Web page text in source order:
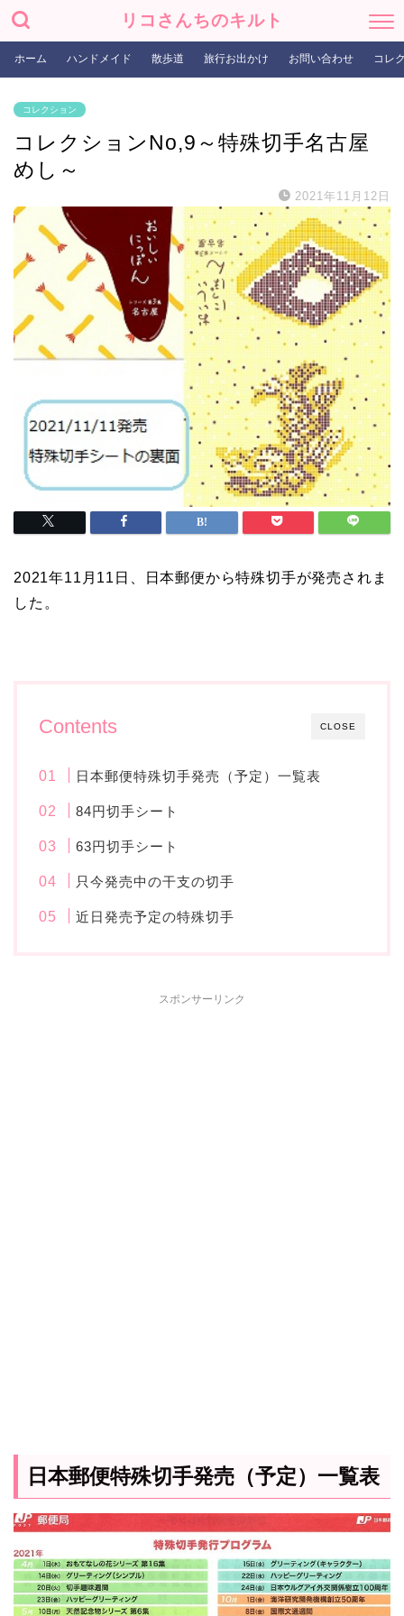
リコさんちのキルト
ホーム ハンドメイド 散歩道 旅行お出かけ お問い合わせ コレ
コレクション
コレクションNo,9～特殊切手名古屋
めし～
2021年11月12日
2021年11月11日、日本郵便から特殊切手が発売されま
した。
CLOSE
Contents
日本郵便特殊切手発売（予定）一覧表
84円切手シート
63円切手シート
只今発売中の干支の切手
近日発売予定の特殊切手
スポンサーリンク
日本郵便特殊切手発売（予定）一覧表